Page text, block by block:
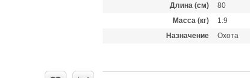
Длина (см)
80
Масса (кг)
1.9
Назначение
Охота